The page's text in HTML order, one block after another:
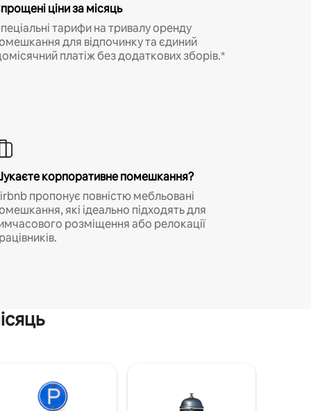
ціни за місяць
тарифи на тривалу оренду
для відпочинку та єдиний
платіж без додаткових зборів.*
корпоративне помешкання?
пропонує повністю мебльовані
які ідеально підходять для
розміщення або релокації